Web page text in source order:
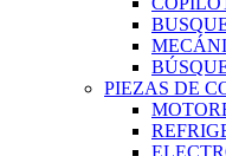
PIEZAS DE